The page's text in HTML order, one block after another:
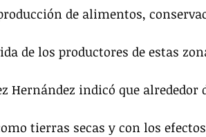
de alimentos,
de los productores de estas
Hernández indicó que alrededor
tierras secas y con los